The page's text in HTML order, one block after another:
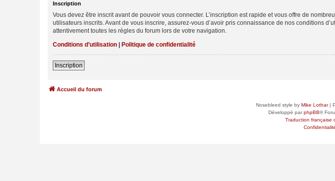
Inscription
Vous devez être inscrit avant de pouvoir vous connecter. L’inscription est rapide et vous offre de
utilisateurs inscrits. Avant de vous inscrire, assurez-vous d’avoir pris connaissance de nos conditions
attentivement toutes les règles du forum lors de votre navigation.
Conditions d’utilisation | Politique de confidentialité
Inscription
Accueil du forum
Nosebleed style by Mike Lothar|
Développé parphpBB®
Traduction française